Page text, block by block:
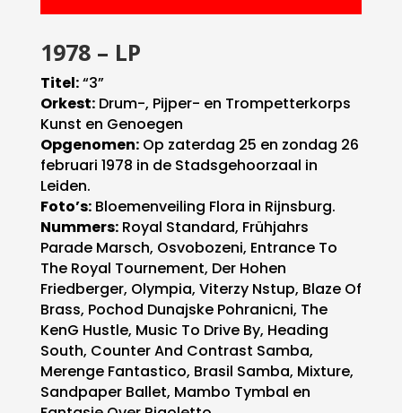
1978 – LP
Titel:“3”
Orkest:Drum-, Pijper- en Trompetterkorps
Kunst en Genoegen
Opgenomen:Op zaterdag 25 en zondag 26
februari 1978 in de Stadsgehoorzaal in
Leiden.
Foto’s:Bloemenveiling Flora in Rijnsburg.
Nummers:Royal Standard, Frühjahrs
Parade Marsch, Osvobozeni, Entrance To
The Royal Tournement, Der Hohen
Friedberger, Olympia, Viterzy Nstup, Blaze Of
Brass, Pochod Dunajske Pohranicni, The
KenG Hustle, Music To Drive By, Heading
South, Counter And Contrast Samba,
Merenge Fantastico, Brasil Samba, Mixture,
Sandpaper Ballet, Mambo Tymbal en